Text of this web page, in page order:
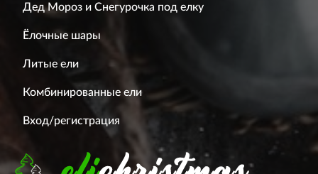
Дед Мороз и Снегурочка под елку
Ёлочные шары
Литые ели
Комбинированные ели
Вход/регистрация